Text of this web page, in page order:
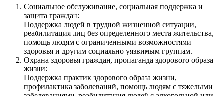
Социальное обслуживание, социальная поддержка и
защита граждан:
Поддержка людей в трудной жизненной ситуации,
реабилитация лиц без определенного места жительства,
помощь людям с ограниченными возможностями
здоровья и другим социально уязвимым группам.
Охрана здоровья граждан, пропаганда здорового образа
жизни:
Поддержка практик здорового образа жизни,
профилактика заболеваний, помощь людям с тяжелыми